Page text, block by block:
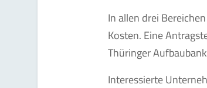
In allen drei
Kosten. Eine
Thüringer
Interessierte